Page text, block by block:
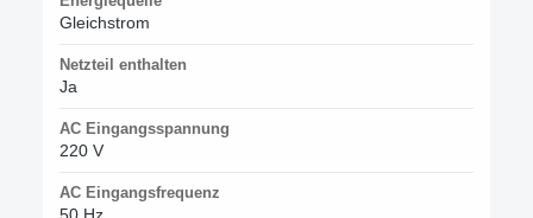
Gleichstrom
Netzteil enthalten
Ja
AC Eingangsspannung
220 V
AC Eingangsfrequenz